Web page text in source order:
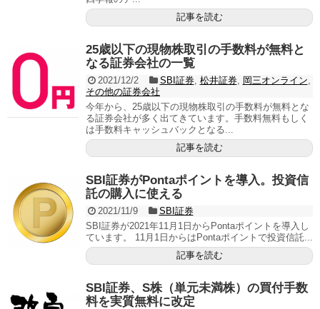
記事を読む
25歳以下の現物株取引の手数料が無料と
なる証券会社の一覧
2021/12/2 SBI証券, 松井証券, 岡三オンライン
その他の証券会社
今年から、25歳以下の現物株取引の手数料が無料とな
る証券会社が多く出てきています。手数料無料もしく
は手数料キャッシュバックとなる...
記事を読む
SBI証券がPontaポイントを導入。投資信
託の購入に使える
2021/11/9
SBI証券
SBI証券が2021年11月1日からPontaポイントを導入し
ています。 11月1日からはPontaポイントで投資信託...
記事を読む
SBI証券、S株（単元未満株）の買付手数
料を実質無料に改定